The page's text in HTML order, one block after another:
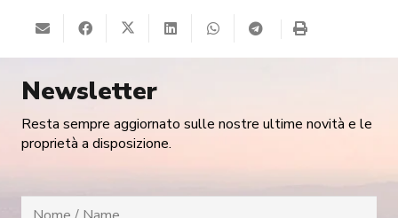
Newsletter
Resta sempre aggiornato sulle nostre ultime novità e le
proprietà a disposizione.